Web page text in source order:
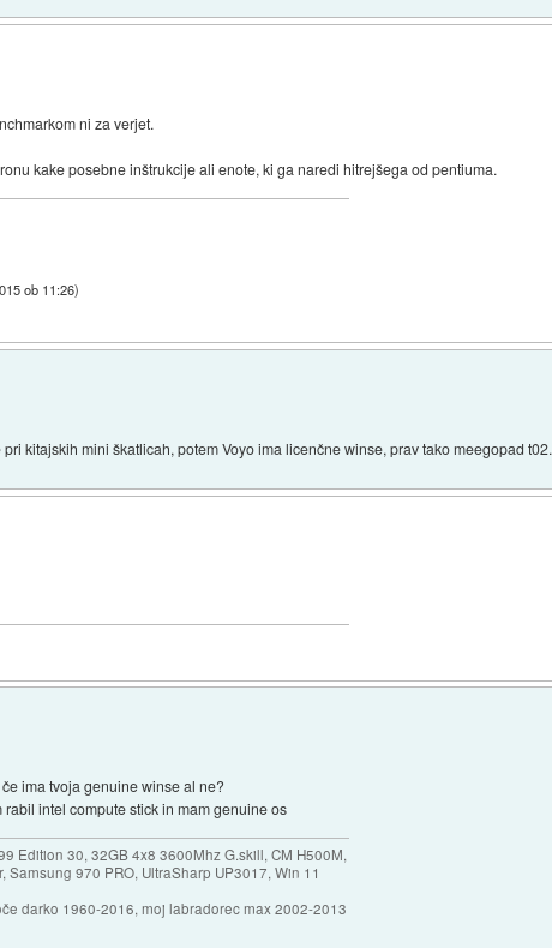
ni za verjet.
kake posebne inštrukcije ali enote, ki ga naredi hitrejšega od pentiuma.
ob 11:26)
kitajskih mini škatlicah, potem Voyo ima licenčne winse, prav tako meegopad t02.
ima tvoja genuine winse al ne?
intel compute stick in mam genuine os
Edition 30, 32GB 4x8 3600Mhz G.skill, CM H500M,
Samsung 970 PRO, UltraSharp UP3017, Win 11
darko 1960-2016, moj labradorec max 2002-2013